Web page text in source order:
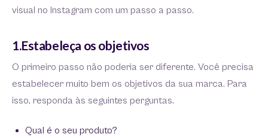
visual no Instagram com um passo a passo.
1.Estabeleça os objetivos
O primeiro passo não poderia ser diferente. Você precisa
estabelecer muito bem os objetivos da sua marca. Para
isso, responda às seguintes perguntas.
Qual é o seu produto?